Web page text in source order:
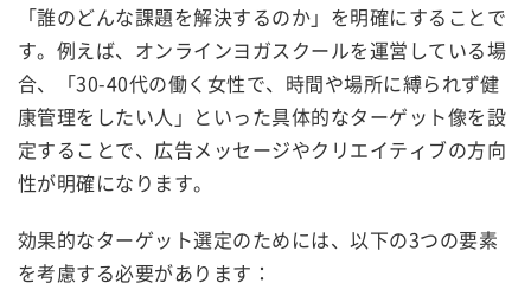
「誰のどんな課題を解決するのか」を明確にすることで
す。例えば、オンラインヨガスクールを運営している場
合、「30-40代の働く女性で、時間や場所に縛られず健
康管理をしたい人」といった具体的なターゲット像を設
定することで、広告メッセージやクリエイティブの方向
性が明確になります。
効果的なターゲット選定のためには、以下の3つの要素
を考慮する必要があります：